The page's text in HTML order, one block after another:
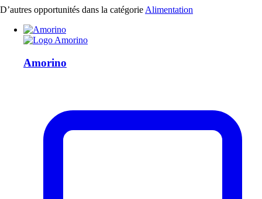
D’autres opportunités dans la catégorie Alimentation
Amorino